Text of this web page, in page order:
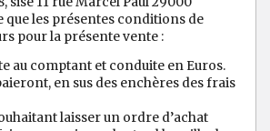
que les présentes conditions de
pour la présente vente :
au comptant et conduite en Euros.
en sus des enchères des frais
laisser un ordre d’achat